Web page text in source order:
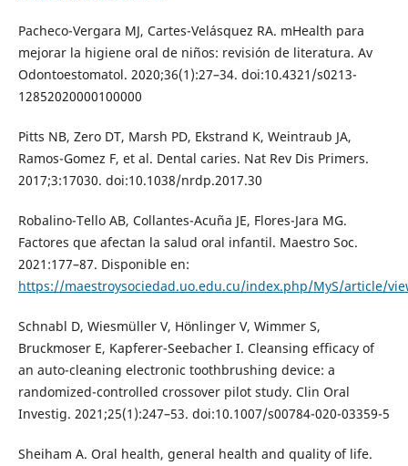
Pacheco-Vergara MJ, Cartes-Velásquez RA. mHealth para
mejorar la higiene oral de niños: revisión de literatura. Av
Odontoestomatol. 2020;36(1):27–34. doi:10.4321/s0213-
12852020000100000
Pitts NB, Zero DT, Marsh PD, Ekstrand K, Weintraub JA,
Ramos-Gomez F, et al. Dental caries. Nat Rev Dis Primers.
2017;3:17030. doi:10.1038/nrdp.2017.30
Robalino-Tello AB, Collantes-Acuña JE, Flores-Jara MG.
Factores que afectan la salud oral infantil. Maestro Soc.
2021:177–87. Disponible en:
https://maestroysociedad.uo.edu.cu/index.php/MyS/article/
Schnabl D, Wiesmüller V, Hönlinger V, Wimmer S,
Bruckmoser E, Kapferer-Seebacher I. Cleansing efficacy of
an auto-cleaning electronic toothbrushing device: a
randomized-controlled crossover pilot study. Clin Oral
Investig. 2021;25(1):247–53. doi:10.1007/s00784-020-03359-5
Sheiham A. Oral health, general health and quality of life.